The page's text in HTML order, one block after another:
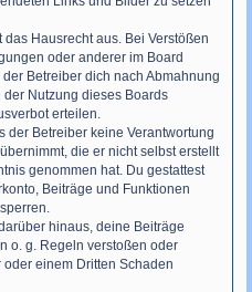
Hausrecht aus. Bei Verstößen
oder anderer im Board
Betreiber dich nach Abmahnung
Nutzung dieses Boards
erteilen.
der Betreiber keine Verantwortung
die er nicht selbst erstellt
genommen hat. Du gestattest
Beiträge und Funktionen
hinaus, deine Beiträge
o. g. Regeln verstoßen oder
einem Dritten Schaden